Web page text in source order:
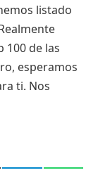
listado
100 de las
esperamos
ti. Nos